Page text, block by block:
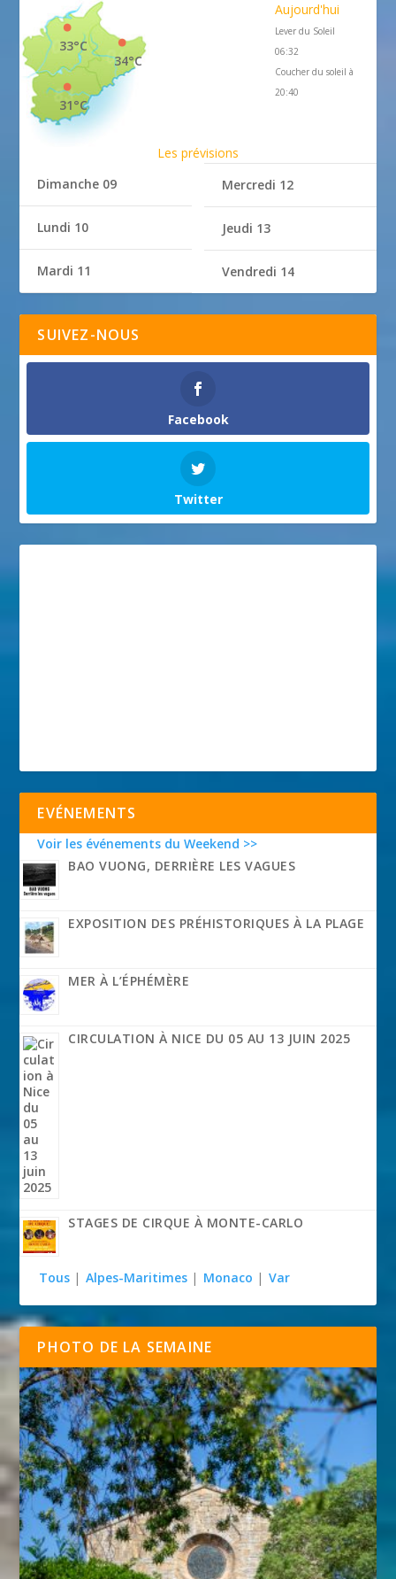
34°C
33°C
31°C
Aujourd'hui
Lever du Soleil
06:32
Coucher du soleil à
20:40
Les prévisions
Dimanche 09
Lundi 10
Mardi 11
Mercredi 12
Jeudi 13
Vendredi 14
SUIVEZ-NOUS
Facebook
Twitter
EVÉNEMENTS
Voir les événements du Weekend >>
BAO VUONG, DERRIÈRE LES VAGUES
EXPOSITION DES PRÉHISTORIQUES À LA PLAGE
MER À L’ÉPHÉMÈRE
CIRCULATION À NICE DU 05 AU 13 JUIN 2025
STAGES DE CIRQUE À MONTE-CARLO
Tous | Alpes-Maritimes | Monaco | Var
PHOTO DE LA SEMAINE